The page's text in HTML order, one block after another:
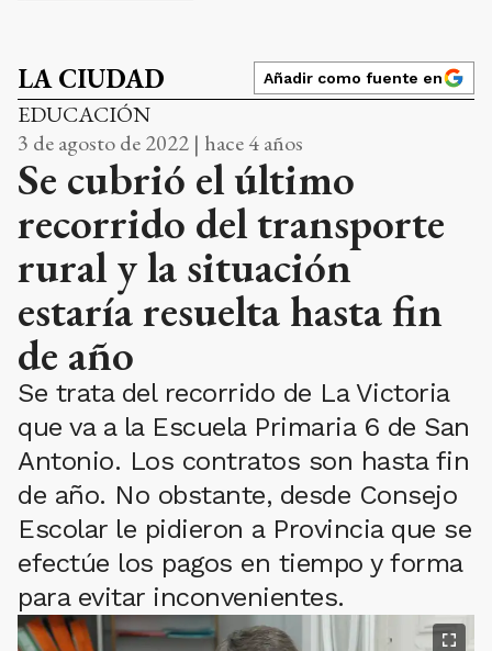
LA CIUDAD Añadir como fuente en
EDUCACIÓN
3 de agosto de 2022 | hace 4 años
Se cubrió el último
recorrido del transporte
rural y la situación
estaría resuelta hasta fin
de año
Se trata del recorrido de La Victoria
que va a la Escuela Primaria 6 de San
Antonio. Los contratos son hasta fin
de año. No obstante, desde Consejo
Escolar le pidieron a Provincia que se
efectúe los pagos en tiempo y forma
para evitar inconvenientes.